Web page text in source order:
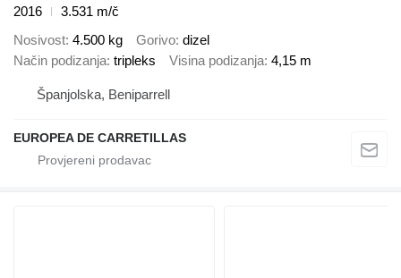
2016
3.531 m/č
Nosivost 4.500 kg Gorivo dizel
Način podizanja tripleks Visina podizanja 4,15 m
Španjolska, Beniparrell
EUROPEA DE CARRETILLAS